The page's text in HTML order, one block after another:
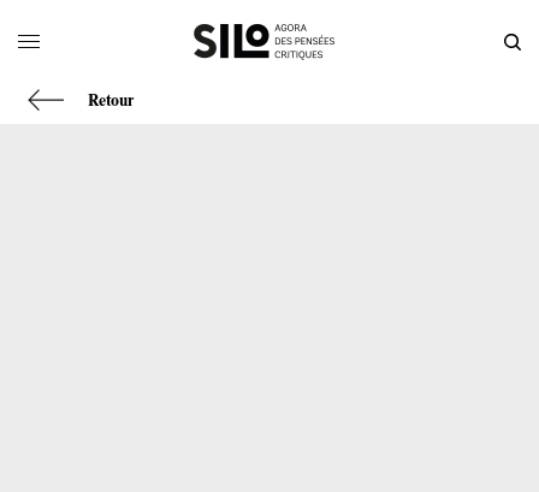
Retour